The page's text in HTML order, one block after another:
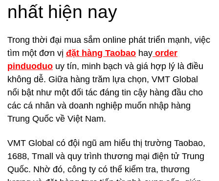
nhất hiện nay
Trong thời đại mua sắm online phát triển mạnh, việc
tìm một đơn vị đặt hàng Taobao hay order
pinduoduo uy tín, minh bạch và giá hợp lý là điều
không dễ. Giữa hàng trăm lựa chọn, VMT Global
nổi bật như một đối tác đáng tin cậy hàng đầu cho
các cá nhân và doanh nghiệp muốn nhập hàng
Trung Quốc về Việt Nam.
VMT Global có đội ngũ am hiểu thị trường Taobao,
1688, Tmall và quy trình thương mại điện tử Trung
Quốc. Nhờ đó, công ty có thể kiểm tra, thương